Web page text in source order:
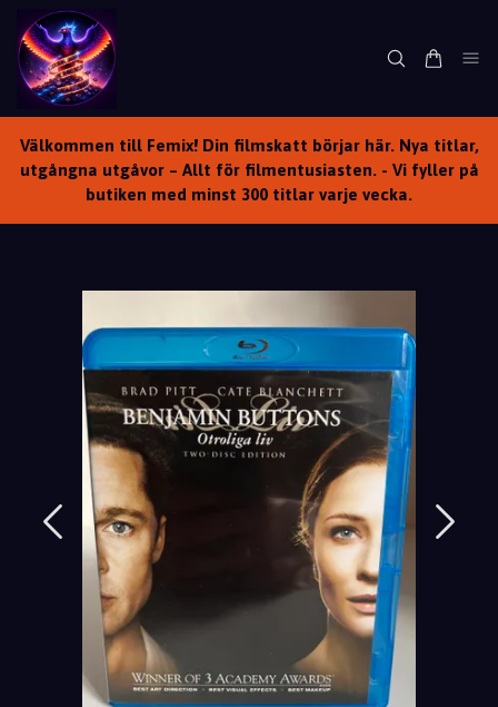
Välkommen till Femix! Din filmskatt börjar här. Nya titlar,
utgångna utgåvor – Allt för filmentusiasten. - Vi fyller på
butiken med minst 300 titlar varje vecka.